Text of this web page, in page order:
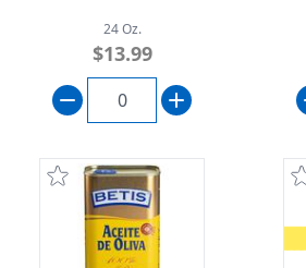
24 Oz.
$13.99